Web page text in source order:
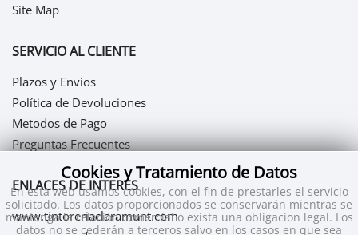
Site Map
SERVICIO AL CLIENTE
Plazos y Envios
Política de Devoluciones
Metodos de Pago
Preguntas Frecuentes
ENLACES DE INTERES
www.tintoreriaclaramunt.com
Cookies y Tratamiento de Datos
En esta web usamos cookies, con el fin de prestarles el servicio
solicitado. Los datos proporcionados se conservarán mientras se
mantenga la relación comercial o exista una obligacion legal. Los
datos no se cederán a terceros salvo en los casos en que sea